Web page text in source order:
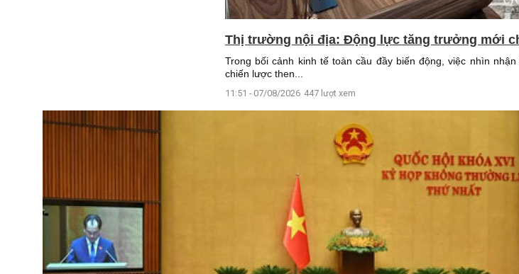
Thị trường nội địa: Động lực tăng trưởng mới
Trong bối cảnh kinh tế toàn cầu đầy biến động, việc nhìn
chiến lược then...
11:51 - 07/08/2026 447 lượt xem